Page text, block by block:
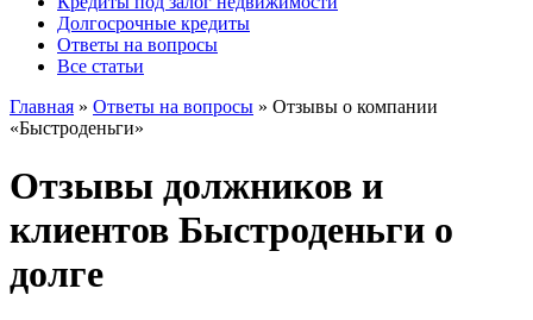
Долгосрочные кредиты
Ответы на вопросы
Все статьи
Главная » Ответы на вопросы » Отзывы о компании
«Быстроденьги»
Отзывы должников и
клиентов Быстроденьги о
долге